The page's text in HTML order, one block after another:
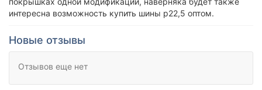
интересна возможность купить шины р22,5 оптом.
Новые отзывы
Отзывов еще нет